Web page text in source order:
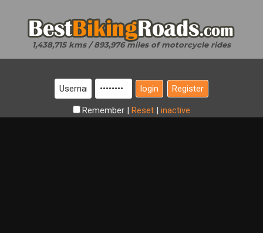
1,438,715 kms / 893,976 miles of motorcycle rides
Register
Remember | Reset | inactive